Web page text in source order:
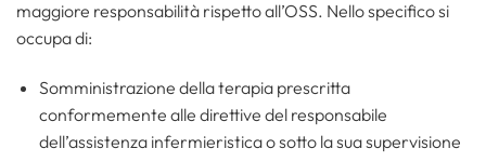
maggiore responsabilità rispetto all’OSS. Nello specifico si
occupa di:
Somministrazione della terapia prescritta
conformemente alle direttive del responsabile
dell’assistenza infermieristica o sotto la sua supervisione